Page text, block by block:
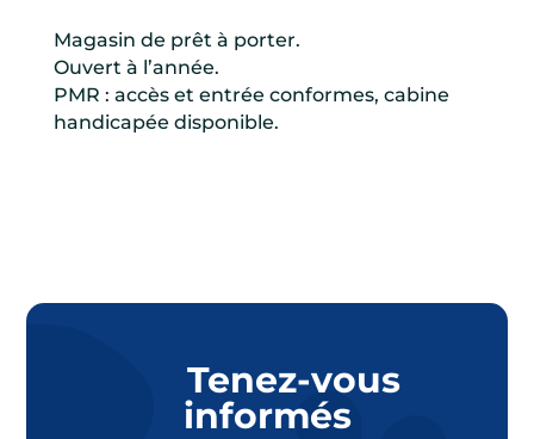
Magasin de prêt à porter.
Ouvert à l’année.
PMR : accès et entrée conformes, cabine
handicapée disponible.
Tenez-vous
informés